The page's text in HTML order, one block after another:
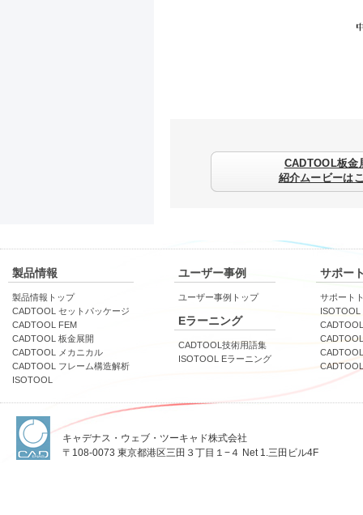
CADTOOL板金
紹介ムービーは
製品情報
製品情報トップ
CADTOOL セットパッケージ
CADTOOL FEM
CADTOOL 板金展開
CADTOOL メカニカル
CADTOOL フレーム構造解析
ISOTOOL
ユーザー事例
ユーザー事例トップ
Eラーニング
CADTOOL技術用語集
ISOTOOL Eラーニング
サポー
サポート
ISOTOOL
キャデナス・ウェブ・ツーキャド株式会社
〒108-0073 東京都港区三田３丁目１−４ Net 1.三田ビル4F